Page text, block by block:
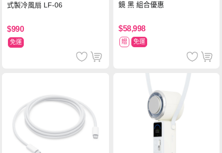
式製冷風扇 LF-06
$990
免運
鏡 黑 組合優惠
$58,998
贈 免運